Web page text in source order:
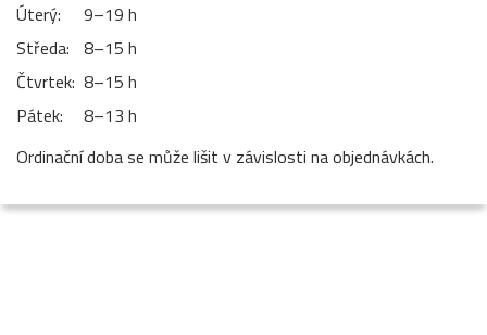
Úterý:
9–⁠19 h
Středa: 8–⁠15 h
Čtvrtek: 8–⁠15 h
Pátek:
8–⁠13 h
Ordinační doba se může lišit v závislosti na objednávkách.